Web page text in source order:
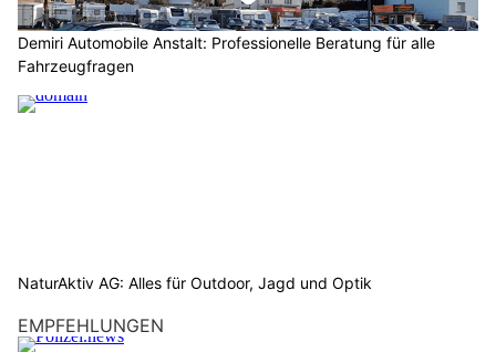
Demiri Automobile Anstalt: Professionelle Beratung für alle
Fahrzeugfragen
NaturAktiv AG: Alles für Outdoor, Jagd und Optik
EMPFEHLUNGEN